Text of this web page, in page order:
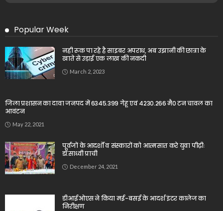
Popular Week
नही रूक पा रहे है साइबर अपराध, अब उझानी की छात्रा के
खाते से उड़ाई एक लाख की नकदी
March 2, 2023
जिला प्रशासन का दावा जनपद में 6345.399 गेहू एवं 4230.266 मै0 टन चावल का
आवंटन
May 22, 2021
पूर्वजों के आदर्शों व संस्कारों को आत्मसात करे युवा पीढ़ीः
डॉ.साध्वी प्राची
December 24, 2021
डीआईओएस ने किया मई-बसई के आदर्श इंटर कालेज का
निरीक्षण